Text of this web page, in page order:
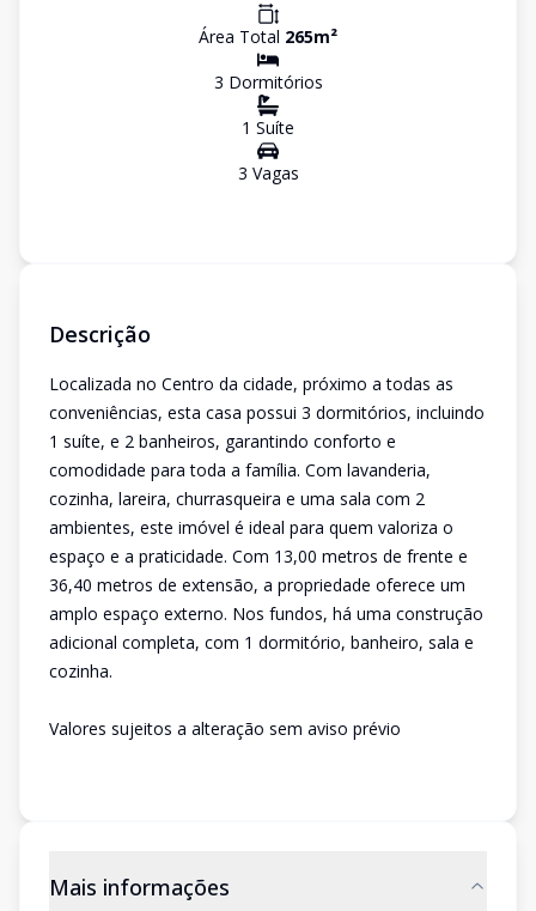
Área Total 265m²
3 Dormitórios
1 Suíte
3 Vagas
Descrição
Localizada no Centro da cidade, próximo a todas as
conveniências, esta casa possui 3 dormitórios, incluindo
1 suíte, e 2 banheiros, garantindo conforto e
comodidade para toda a família. Com lavanderia,
cozinha, lareira, churrasqueira e uma sala com 2
ambientes, este imóvel é ideal para quem valoriza o
espaço e a praticidade. Com 13,00 metros de frente e
36,40 metros de extensão, a propriedade oferece um
amplo espaço externo. Nos fundos, há uma construção
adicional completa, com 1 dormitório, banheiro, sala e
cozinha.
Valores sujeitos a alteração sem aviso prévio
Mais informações